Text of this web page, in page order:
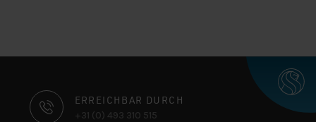
KONTAKTINFORMATIONEN
ERREICHBAR DURCH
+31 (0) 493 310 515